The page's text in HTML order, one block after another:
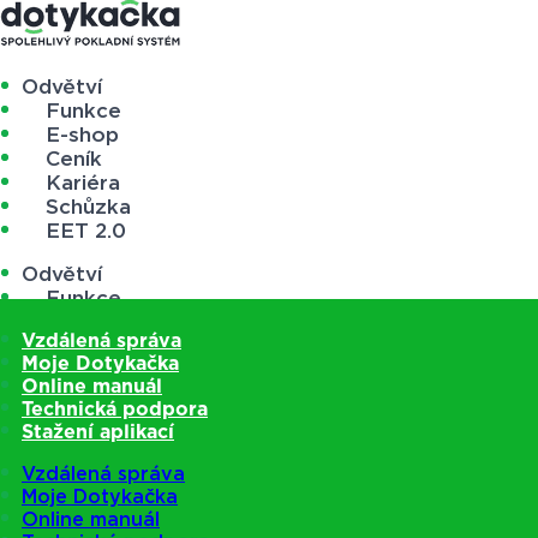
Odvětví
Funkce
E-shop
Ceník
Kariéra
Schůzka
EET 2.0
Odvětví
Funkce
Ceník
Kariéra
Schůzka
EET 2.0
Vzdálená správa
Moje Dotykačka
Online manuál
Technická podpora
Stažení aplikací
Vzdálená správa
Moje Dotykačka
Online manuál